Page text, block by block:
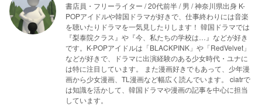
書店員・フリーライター / 20代前半 / 男 / 神奈川県出身 K-
POPアイドルや韓国ドラマが好きで、仕事終わりには音楽
を聴いたりドラマを一気見したりします！ 韓国ドラマでは
『梨泰院クラス』や『今、私たちの学校は…』などが好き
です。K-POPアイドルは「BLACKPINK」や「RedVelvet」
などが好きで、ドラマに出演経験のある少女時代・ユナに
は特に注目しています。 また漫画好きでもあって、少年漫
画から少女漫画、TL漫画など幅広く読んでいます。 ciatrで
は知識を活かして、韓国ドラマや漫画の記事を中心に担当
しています。